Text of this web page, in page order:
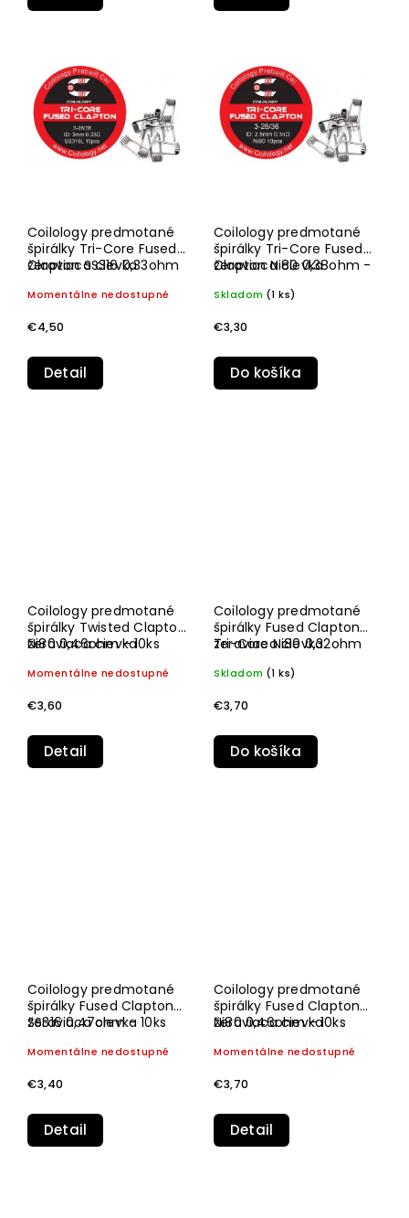
Coilology predmotané
špirálky Tri-Core Fused
Clapton SS316 0,33ohm
žeraviaca cievka
Momentálne nedostupné
€4,50
Detail
Coilology predmotané
špirálky Tri-Core Fused
Clapton Ni80 0,38ohm -
žeraviaca cievka
Skladom (1 ks)
€3,30
Do košíka
Coilology predmotané
špirálky Twisted Clapton
Ni80 0,46ohm - 10ks
žeraviaca cievka
Momentálne nedostupné
€3,60
Detail
Coilology predmotané
špirálky Fused Clapton
Tri-Core Ni80 0,32ohm
žeraviaca cievka
Skladom (1 ks)
€3,70
Do košíka
Coilology predmotané
špirálky Fused Clapton
SS316 0,47ohm - 10ks
žeraviaca cievka
Momentálne nedostupné
€3,40
Detail
Coilology predmotané
špirálky Fused Clapton
Ni80 0,46ohm - 10ks
žeraviaca cievka
Momentálne nedostupné
€3,70
Detail